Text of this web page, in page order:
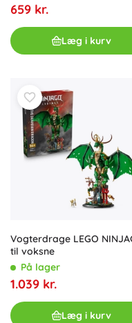
659 kr.
Læg i kurv
Vogterdrage LEGO
til voksne
På lager
1.039 kr.
Læg i kurv